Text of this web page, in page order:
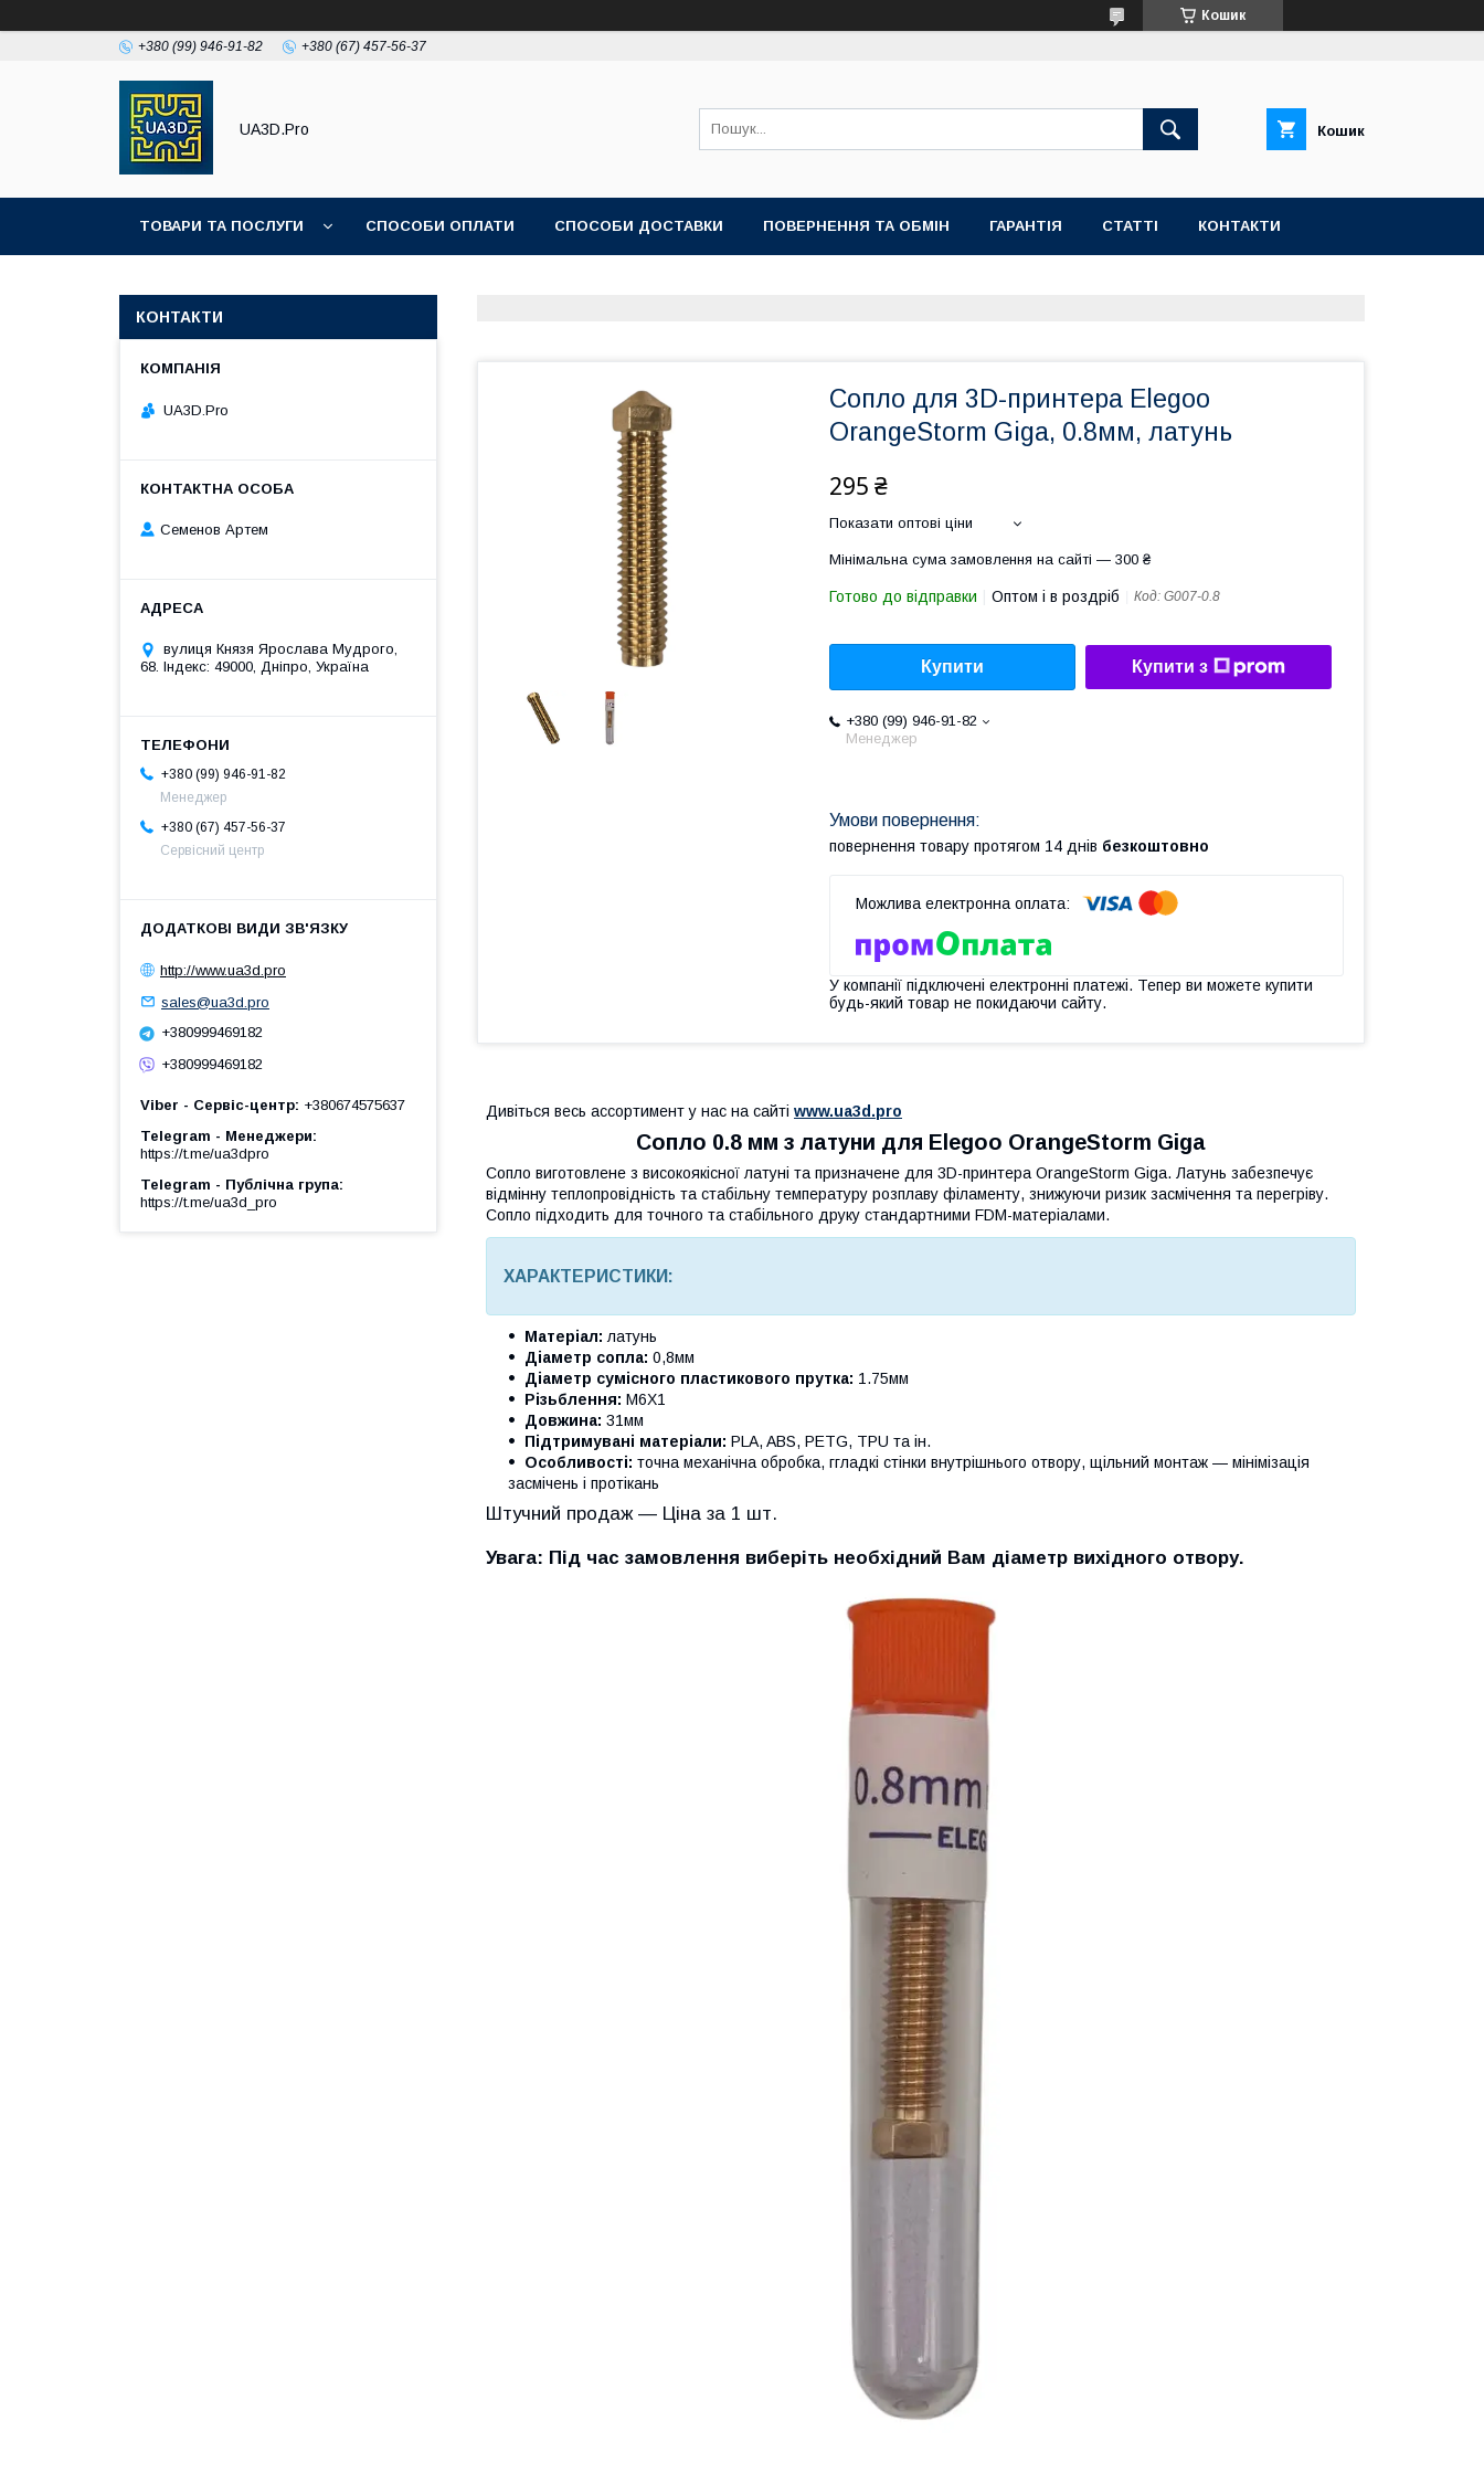
Кошик
+380 (99) 946-91-82 +380 (67) 457-56-37
UA3D.Pro Кошик
ТОВАРИ ТА ПОСЛУГИ СПОСОБИ ОПЛАТИ СПОСОБИ ДОСТАВКИ ПОВЕРНЕННЯ ТА ОБМІН ГАРАНТІЯ СТАТТІ КОНТАКТИ
Сопло для 3D-принтера Elegoo
OrangeStorm Giga, 0.8мм, латунь
295 ₴
Показати оптові ціни
Мінімальна сума замовлення на сайті — 300 ₴
Готово до відправки Оптом і в роздріб Код: G007-0.8
Купити Купити з
+380 (99) 946-91-82
Менеджер
повернення товару протягом 14 днів безкоштовно
У компанії підключені електронні платежі. Тепер ви можете купити
будь-який товар не покидаючи сайту.
Дивіться весь ассортимент у нас на сайті www.ua3d.pro
Сопло 0.8 мм з латуни для Elegoo OrangeStorm Giga
Сопло виготовлене з високоякісної латуні та призначене для 3D-принтера OrangeStorm Giga. Латунь забезпечує
відмінну теплопровідність та стабільну температуру розплаву філаменту, знижуючи ризик засмічення та перегріву.
Сопло підходить для точного та стабільного друку стандартними FDM-матеріалами.
ХАРАКТЕРИСТИКИ:
Матеріал: латунь
Діаметр сопла: 0,8мм
Діаметр сумісного пластикового прутка: 1.75мм
Різьблення: M6X1
Довжина: 31мм
Підтримувані матеріали: PLA, ABS, PETG, TPU та ін.
Особливості: точна механічна обробка, ггладкі стінки внутрішнього отвору, щільний монтаж — мінімізація
засмічень і протікань
Штучний продаж — Ціна за 1 шт.
Увага: Під час замовлення виберіть необхідний Вам діаметр вихідного отвору.
КОНТАКТИ
UA3D.Pro
Семенов Артем
вулиця Князя Ярослава Мудрого,
68. Індекс: 49000, Дніпро, Україна
+380 (99) 946-91-82
Менеджер
+380 (67) 457-56-37
Сервісний центр
http://www.ua3d.pro
sales@ua3d.pro
+380999469182
+380999469182
Viber - Сервіс-центр +380674575637
Telegram - Менеджери
https://t.me/ua3dpro
Telegram - Публічна група
https://t.me/ua3d_pro